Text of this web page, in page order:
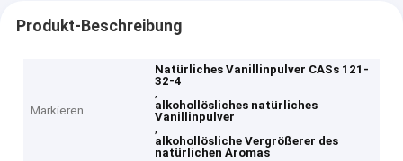
Produkt-Beschreibung
Markieren
Natürliches Vanillinpulver CASs 121-
32-4
,
alkohollösliches natürliches
Vanillinpulver
,
alkohollösliche Vergrößerer des
natürlichen Aromas